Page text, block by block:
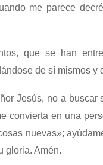
me parece
que se han
de sí mismos y
Jesús, no a buscar
convierta en una
nuevas»;
gloria. Amén.